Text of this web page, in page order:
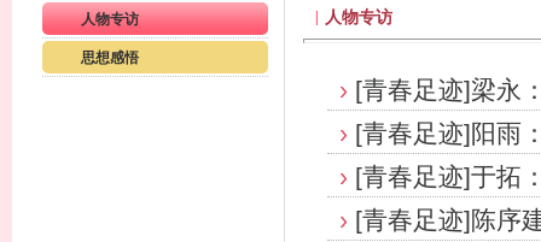
人物专访
思想感悟
人物专访
› [青春足迹]梁永
› [青春足迹]阳雨
› [青春足迹]于拓
› [青春足迹]陈序